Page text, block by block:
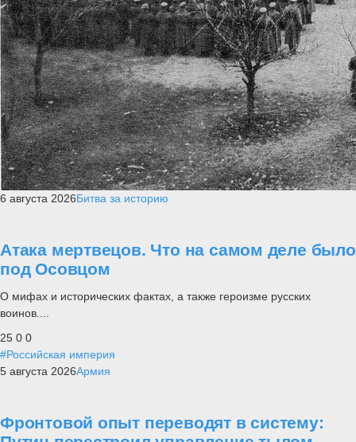
6 августа 2026Битва за историю
Атака мертвецов. Что на самом деле было
под Осовцом
О мифах и исторических фактах, а также героизме русских
воинов....
25 0 0
#Российская империя
5 августа 2026Армия
Фронтовой опыт переводят в систему: